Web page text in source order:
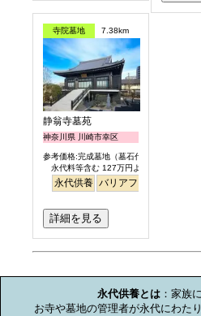
寺院墓地 7.38km
静翁寺墓苑
神奈川県 川崎市幸区
参考価格:完成墓地（墓石代含）
永代料等含む 127万円より
永代供養 バリアフリー
詳細を見る
永代供養とは ：家族
お寺や墓地の管理者が永代にわた